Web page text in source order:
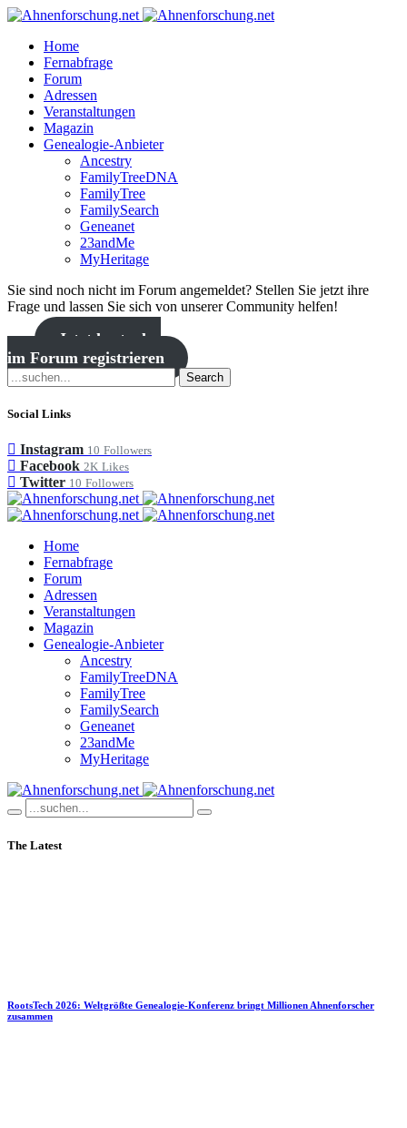
Home
Fernabfrage
Forum
Adressen
Veranstaltungen
Magazin
Genealogie-Anbieter
Ancestry
FamilyTreeDNA
FamilyTree
FamilySearch
Geneanet
23andMe
MyHeritage
Sie sind noch nicht im Forum angemeldet? Stellen Sie jetzt ihre
Frage und lassen Sie sich von unserer Community helfen!
Jetzt kostenlos
im Forum registrieren
Search
Social Links
Instagram 10 Followers
Facebook 2K Likes
Twitter 10 Followers
Home
Fernabfrage
Forum
Adressen
Veranstaltungen
Magazin
Genealogie-Anbieter
Ancestry
FamilyTreeDNA
FamilyTree
FamilySearch
Geneanet
23andMe
MyHeritage
The Latest
RootsTech 2026: Weltgrößte Genealogie-Konferenz bringt Millionen Ahnenforscher
zusammen